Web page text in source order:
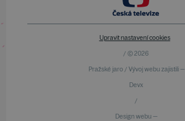
Upravit nastavení cookies
/ © 2026
Pražské jaro / Vývoj webu zajistili —
Devx
/
Design webu —